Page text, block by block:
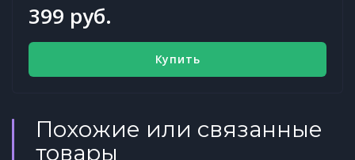
399 руб.
Купить
Похожие или связанные
товары